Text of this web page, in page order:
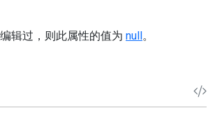
辑过，则此属性的值为 null。